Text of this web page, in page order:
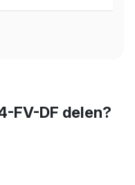
FV-DF delen?